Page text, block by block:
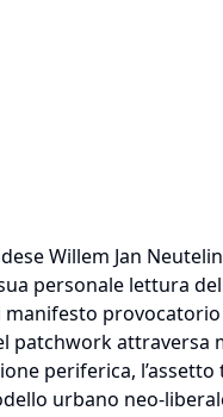
Willem Jan
personale lettura
patchwork
periferica,
urbano neo-